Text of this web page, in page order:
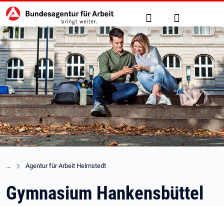
zu den Hauptinhalten springen
Hauptnavigation Suche Anmelden
Agentur für Arbeit Helmstedt
Gymnasium Hankensbüttel